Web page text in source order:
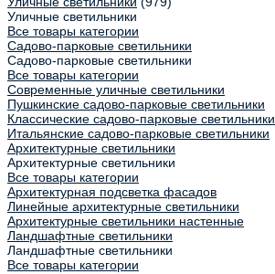
Уличные светильники
Все товары категории
Садово-парковые светильники
Садово-парковые светильники
Все товары категории
Современные уличные светильники
Пушкинские садово-парковые светильники
Классические садово-парковые светильники
Итальянские садово-парковые светильники
Архитектурные светильники
Архитектурные светильники
Все товары категории
Архитектурная подсветка фасадов
Линейные архитектурные светильники
Архитектурные светильники настенные
Ландшафтные светильники
Ландшафтные светильники
Все товары категории